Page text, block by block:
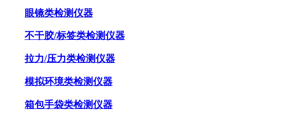
眼镜类检测仪器
不干胶/标签类检测仪器
拉力/压力类检测仪器
模拟环境类检测仪器
箱包手袋类检测仪器